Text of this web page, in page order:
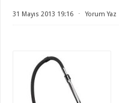
31 Mayıs 2013 19:16 ⋅ Yorum Yaz